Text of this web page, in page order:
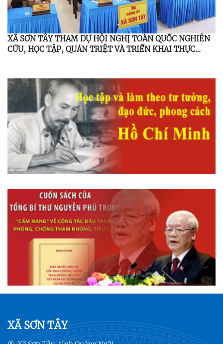
XÃ SƠN TÂY THAM DỰ HỘI NGHỊ TOÀN QUỐC NGHIÊN
CỨU, HỌC TẬP, QUÁN TRIỆT VÀ TRIỂN KHAI THỰC
XÃ SƠN TÂY